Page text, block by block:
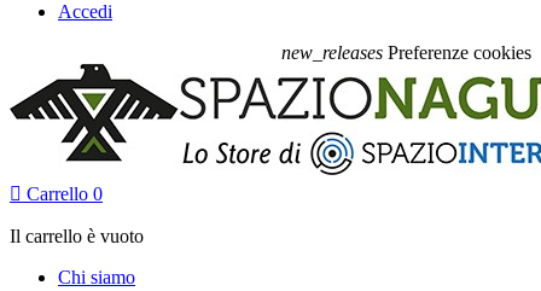
Accedi
new_releases Preferenze cookies
 Carrello 0
Il carrello è vuoto
Chi siamo